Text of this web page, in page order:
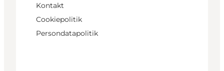
Kontakt
Cookiepolitik
Persondatapolitik